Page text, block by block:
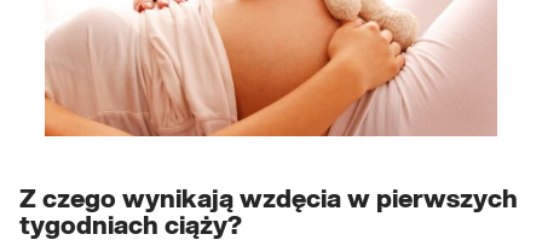
Z czego wynikają wzdęcia w pierwszych
tygodniach ciąży?